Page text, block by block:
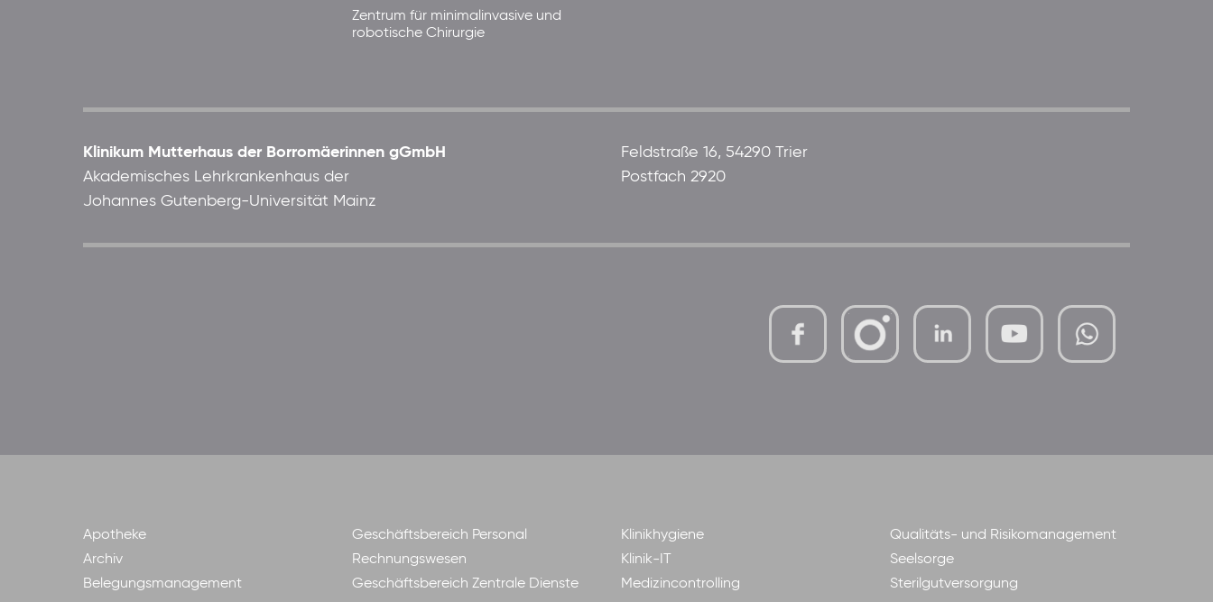
Zentrum für minimalinvasive und
robotische Chirurgie
Klinikum Mutterhaus der Borromäerinnen gGmbH
Akademisches Lehrkrankenhaus der
Johannes Gutenberg-Universität Mainz
Feldstraße 16, 54290 Trier
Postfach 2920
mutterhaus-xMBTtqOwC1KKBww
Apotheke
Archiv
Belegungsmanagement
Geschäftsbereich Personal
Rechnungswesen
Geschäftsbereich Zentrale Dienste
Klinikhygiene
Klinik-IT
Medizincontrolling
Qualitäts- und Risikomanagement
Seelsorge
Sterilgutversorgung